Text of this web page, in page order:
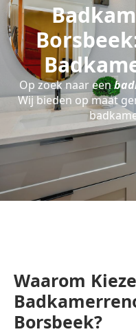
Op zoek naar een
Wij bieden op maat
Waarom
Borsbeek?